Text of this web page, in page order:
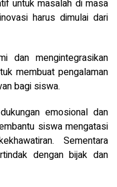
untuk masalah di masa
harus dimulai dari
dan mengintegrasikan
membuat pengalaman
bagi siswa.
emosional dan
siswa mengatasi
Sementara
dengan bijak dan